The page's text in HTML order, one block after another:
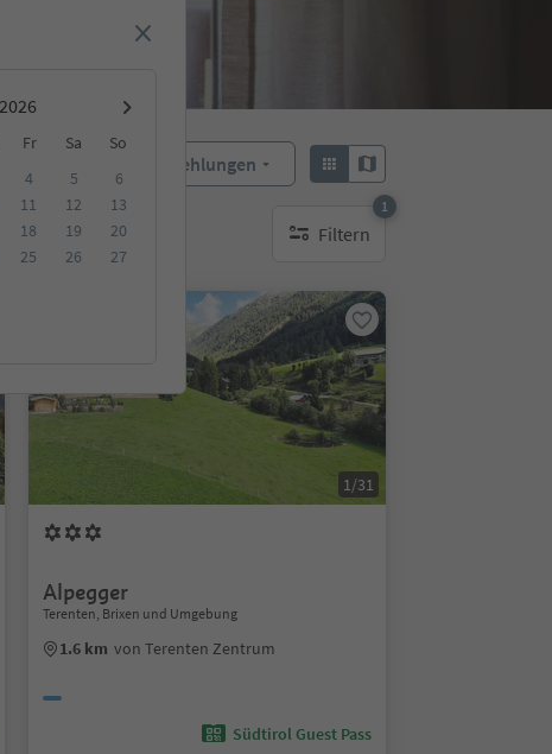
Fr Sa
So
4 5
6
11 12
13
18 19
20
25 26
27
Empfehlungen
Filtern
1
1 aktiver Filter
1/31
Alpegger
Terenten, Brixen und Umgebung
1.6 km von Terenten Zentrum
Südtirol Guest Pass